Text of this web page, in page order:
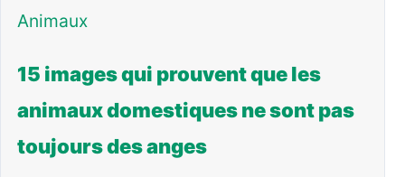
Animaux
15 images qui prouvent que les
animaux domestiques ne sont pas
toujours des anges